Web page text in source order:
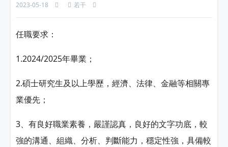
i
2023-05-18 若干
任職要求：
1.2024/2025年畢業；
2.碩士研究生及以上學歷，經濟、法律、金融等相關專
業優先；
3、有良好職業素養，嚴謹認真，良好的文字功底，較
強的溝通、組織、分析、判斷能力，穩定性強，具備較